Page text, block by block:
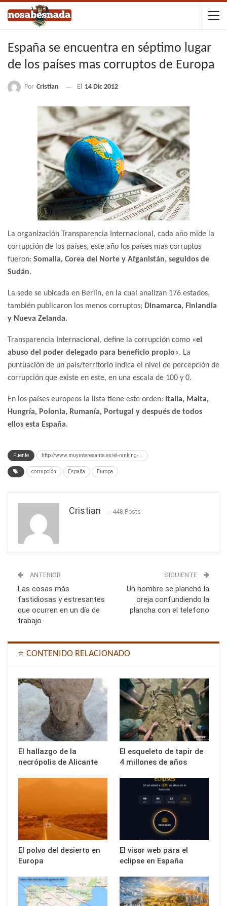
España se encuentra en séptimo lugar
de los países mas corruptos de Europa
Por Cristian El 14 Dic 2012
La organización Transparencia Internacional, cada año mide la
corrupción de los países, este año los países mas corruptos
fueron: Somalia, Corea del Norte y Afganistán, seguidos de
Sudán.
La sede se ubicada en Berlín, en la cual analizan 176 estados,
también publicaron los menos corruptos; Dinamarca, Finlandia
y Nueva Zelanda.
Transparencia Internacional, define la corrupción como «el
abuso del poder delegado para beneficio propio«. La
puntuación de un país/territorio indica el nivel de percepción de
corrupción que existe en este, en una escala de 100 y 0.
En los países europeos la lista tiene este orden: Italia, Malta,
Hungría, Polonia, Rumanía, Portugal y después de todos
ellos esta España.
Fuente http://www.muyinteresante.es/el-ranking-...
corrupción España Europa
Cristian 448 Posts
ANTERIOR
Las cosas más
fastidiosas y estresantes
que ocurren en un día de
trabajo
SIGUIENTE
Un hombre se planchó la
oreja confundiendo la
plancha con el telefono
⭐ CONTENIDO RELACIONADO
El hallazgo de la
necrópolis de Alicante
El esqueleto de tapir de
4 millones de años
El polvo del desierto en
Europa
El visor web para el
eclipse en España